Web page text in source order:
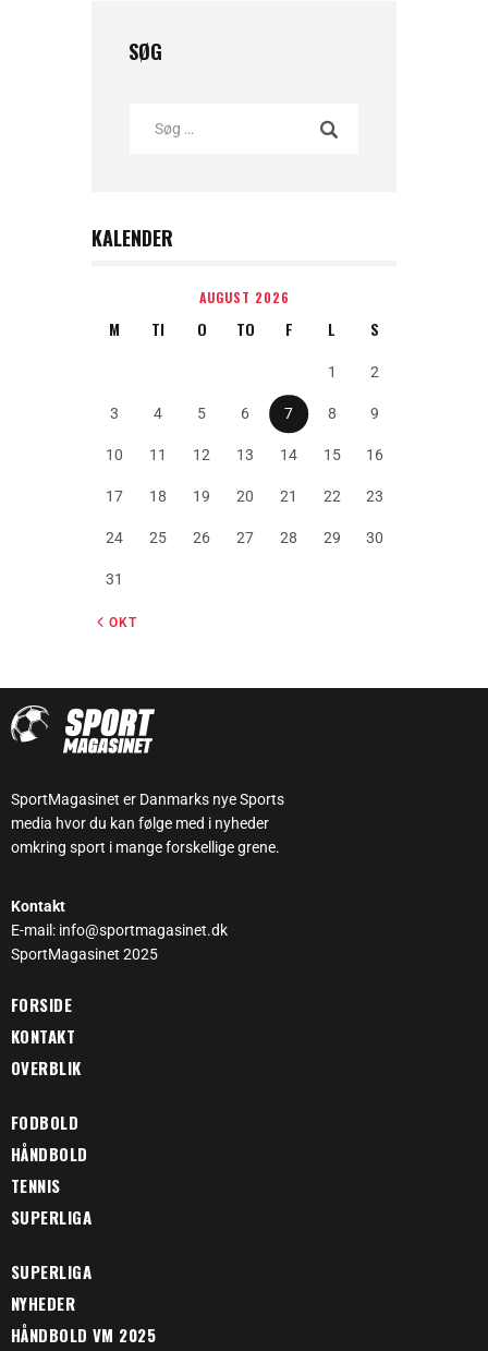
SØG
KALENDER
AUGUST 2026
M TI O TO F L S
1 2
3 4 5 6 7 8 9
10 11 12 13 14 15 16
17 18 19 20 21 22 23
24 25 26 27 28 29 30
31
« OKT
SportMagasinet er Danmarks nye Sports
media hvor du kan følge med i nyheder
omkring sport i mange forskellige grene.
Kontakt
E-mail: info@sportmagasinet.dk
SportMagasinet 2025
FORSIDE
KONTAKT
OVERBLIK
FODBOLD
HÅNDBOLD
TENNIS
SUPERLIGA
SUPERLIGA
NYHEDER
HÅNDBOLD VM 2025